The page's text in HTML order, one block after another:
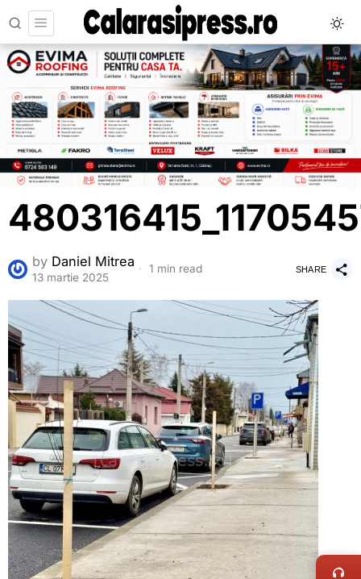
by Daniel Mitrea
13 martie 2025
1 min read SHARE